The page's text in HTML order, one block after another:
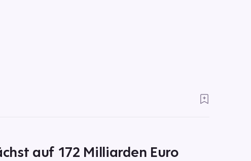
auf 172 Milliarden Euro